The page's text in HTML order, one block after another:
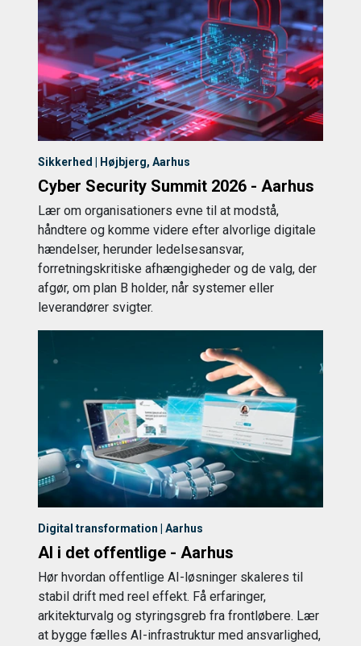
Sikkerhed | Højbjerg, Aarhus
Cyber Security Summit 2026 - Aarhus
Lær om organisationers evne til at modstå,
håndtere og komme videre efter alvorlige digitale
hændelser, herunder ledelsesansvar,
forretningskritiske afhængigheder og de valg, der
afgør, om plan B holder, når systemer eller
leverandører svigter.
Digital transformation | Aarhus
AI i det offentlige - Aarhus
Hør hvordan offentlige AI-løsninger skaleres til
stabil drift med reel effekt. Få erfaringer,
arkitekturvalg og styringsgreb fra frontløbere. Lær
at bygge fælles AI-infrastruktur med ansvarlighed,